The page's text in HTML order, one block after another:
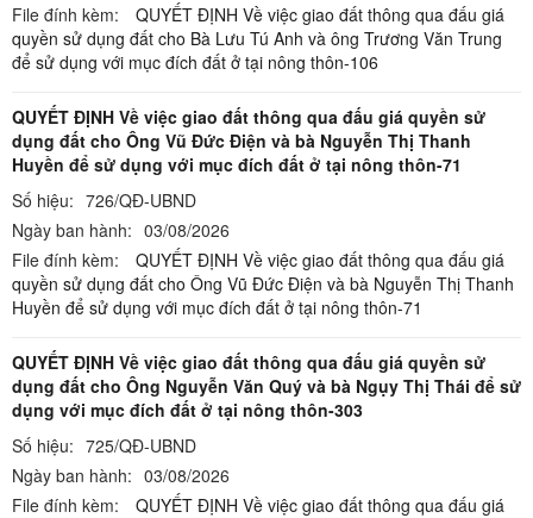
File đính kèm:
QUYẾT ĐỊNH Về việc giao đất thông qua đấu giá
quyền sử dụng đất cho Bà Lưu Tú Anh và ông Trương Văn Trung
để sử dụng với mục đích đất ở tại nông thôn-106
QUYẾT ĐỊNH Về việc giao đất thông qua đấu giá quyền sử
dụng đất cho Ông Vũ Đức Điện và bà Nguyễn Thị Thanh
Huyền để sử dụng với mục đích đất ở tại nông thôn-71
Số hiệu: 726/QĐ-UBND
Ngày ban hành: 03/08/2026
File đính kèm:
QUYẾT ĐỊNH Về việc giao đất thông qua đấu giá
quyền sử dụng đất cho Ông Vũ Đức Điện và bà Nguyễn Thị Thanh
Huyền để sử dụng với mục đích đất ở tại nông thôn-71
QUYẾT ĐỊNH Về việc giao đất thông qua đấu giá quyền sử
dụng đất cho Ông Nguyễn Văn Quý và bà Ngụy Thị Thái để sử
dụng với mục đích đất ở tại nông thôn-303
Số hiệu: 725/QĐ-UBND
Ngày ban hành: 03/08/2026
File đính kèm:
QUYẾT ĐỊNH Về việc giao đất thông qua đấu giá